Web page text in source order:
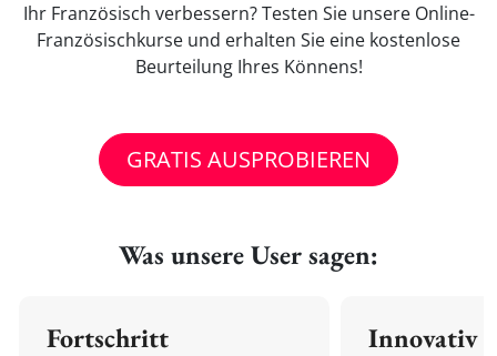
Ihr Französisch verbessern? Testen Sie unsere Online-
Französischkurse und erhalten Sie eine kostenlose
Beurteilung Ihres Könnens!
GRATIS AUSPROBIEREN
Was unsere User sagen:
Fortschritt Innovativ